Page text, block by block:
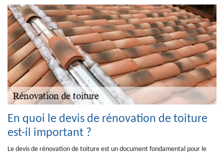
En quoi le devis de rénovation de toiture
est-il important ?
Le devis de rénovation de toiture est un document fondamental pour le